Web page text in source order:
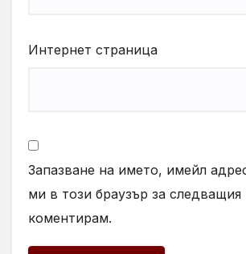
Интернет страница
Запазване на името, имейл
ми в този браузър за следващия
коментирам.